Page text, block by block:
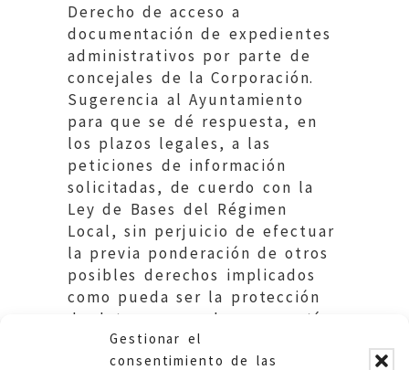
Gestionar el
consentimiento de las
Derecho de acceso a
documentación de expedientes
administrativos por parte de
concejales de la Corporación.
Sugerencia al Ayuntamiento
para que se dé respuesta, en
los plazos legales, a las
peticiones de información
solicitadas, de cuerdo con la
Ley de Bases del Régimen
Local, sin perjuicio de efectuar
la previa ponderación de otros
posibles derechos implicados
como pueda ser la protección
de datos personales y garantía
de los derechos digitales.